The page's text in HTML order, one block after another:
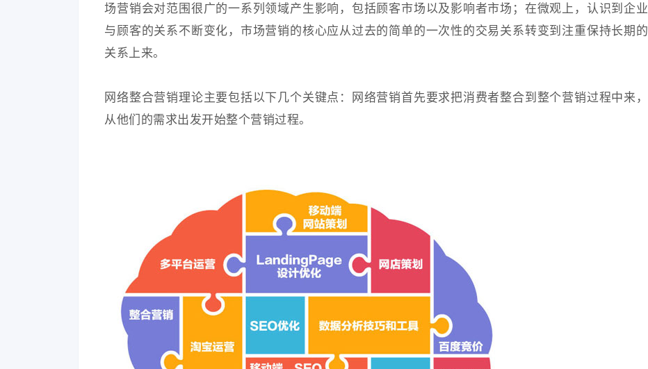
场营销会对范围很广的一系列领域产生影响，包括顾客市场以及影响者市场；在微观上，认识到企业
与顾客的关系不断变化，市场营销的核心应从过去的简单的一次性的交易关系转变到注重保持长期的
关系上来。
网络整合营销理论主要包括以下几个关键点：网络营销首先要求把消费者整合到整个营销过程中来，
从他们的需求出发开始整个营销过程。